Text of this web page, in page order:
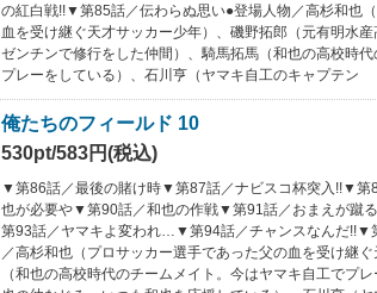
の紅白戦!!▼第85話／伝わらぬ思い●登場人物／高杉和也
血を受け継ぐ天才サッカー少年）、磯野拓郎（元有明水
ゼンチンで修行をした仲間）、騎馬拓馬（和也の高校時
プレーをしている）、石川亨（ヤマキ自工のキャプテン
俺たちのフィールド 10
530pt/583円(税込)
▼第86話／最後の賭け時▼第87話／ナビスコ杯突入!!▼第
也が必要や▼第90話／和也の作戦▼第91話／おまえが蹴
第93話／ヤマキよ変われ…▼第94話／チャンスなんだ!!▼
／高杉和也（プロサッカー選手であった父の血を受け継
（和也の高校時代のチームメイト。今はヤマキ自工でプ